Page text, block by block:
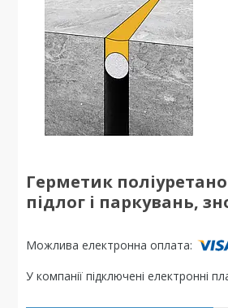
Герметик
підлог і паркувань,
У компанії підключені електронні